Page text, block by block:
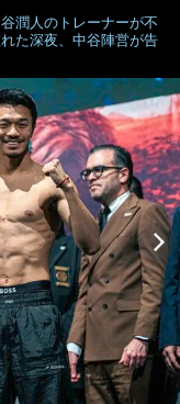
潤人のトレーナーが不
た深夜、中谷陣営が告